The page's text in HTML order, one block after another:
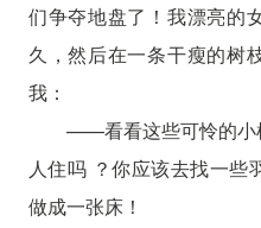
们争夺地盘了！我漂亮的
久，然后在一条干瘦的树
我：
——看看这些可怜的小
人住吗 ？你应该去找一
做成一张床！